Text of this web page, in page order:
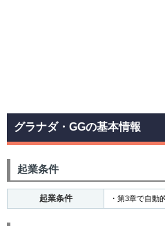
グラナダ・GGの基本情報
起業条件
起業条件 ・第3章で自動